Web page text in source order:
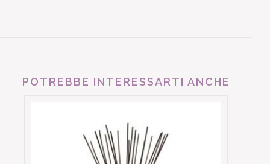
POTREBBE INTERESSARTI ANCHE